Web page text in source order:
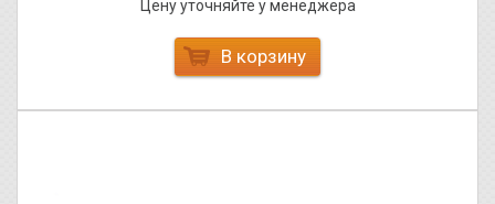
Цену уточняйте у менеджера
В корзину